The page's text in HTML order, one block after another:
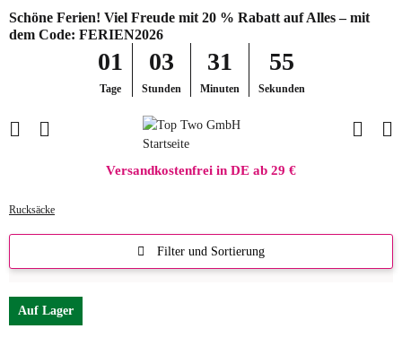
Schöne Ferien! Viel Freude mit 20 % Rabatt auf Alles – mit
dem Code: FERIEN2026
01
Tage
03
Stunden
31
Minuten
54
Sekunden
Versandkostenfrei in DE ab 29 €
Rucksäcke
Filter und Sortierung
Auf Lager